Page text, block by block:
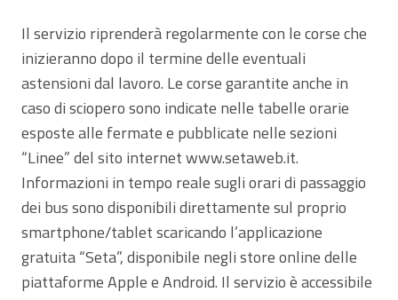
Il servizio riprenderà regolarmente con le corse che
inizieranno dopo il termine delle eventuali
astensioni dal lavoro. Le corse garantite anche in
caso di sciopero sono indicate nelle tabelle orarie
esposte alle fermate e pubblicate nelle sezioni
“Linee” del sito internet www.setaweb.it.
Informazioni in tempo reale sugli orari di passaggio
dei bus sono disponibili direttamente sul proprio
smartphone/tablet scaricando l’applicazione
gratuita “Seta”, disponibile negli store online delle
piattaforme Apple e Android. Il servizio è accessibile